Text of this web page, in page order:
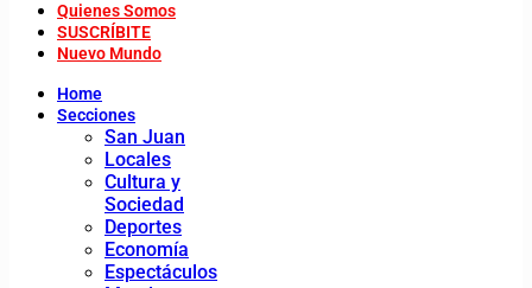
Quienes Somos
SUSCRÍBITE
Nuevo Mundo
Home
Secciones
San Juan
Locales
Cultura y
Sociedad
Deportes
Economía
Espectáculos